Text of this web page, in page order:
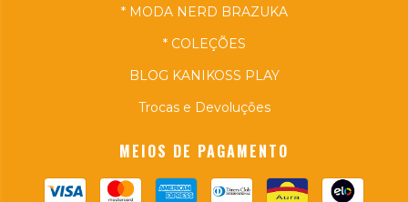
* MODA NERD BRAZUKA
* COLEÇÕES
BLOG KANIKOSS PLAY
Trocas e Devoluções
MEIOS DE PAGAMENTO